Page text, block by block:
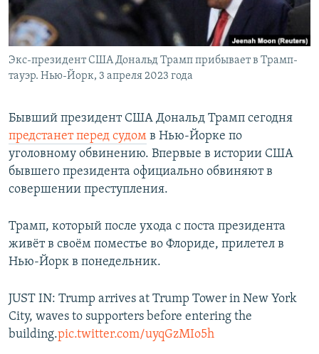
Экс-президент США Дональд Трамп прибывает в Трамп-
тауэр. Нью-Йорк, 3 апреля 2023 года
Бывший президент США Дональд Трамп сегодня
предстанет перед судом в Нью-Йорке по
уголовному обвинению. Впервые в истории США
бывшего президента официально обвиняют в
совершении преступления.
Трамп, который после ухода с поста президента
живёт в своём поместье во Флориде, прилетел в
Нью-Йорк в понедельник.
JUST IN: Trump arrives at Trump Tower in New York
City, waves to supporters before entering the
building.pic.twitter.com/uyqGzMIo5h